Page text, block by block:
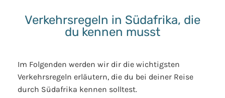
Verkehrsregeln in Südafrika, die
du kennen musst
Im Folgenden werden wir dir die wichtigsten
Verkehrsregeln erläutern, die du bei deiner Reise
durch Südafrika kennen solltest.